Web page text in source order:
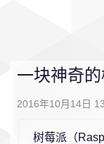
一块神奇
2016年10月14日
树莓派（